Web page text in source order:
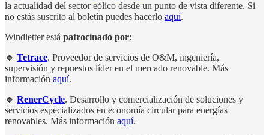
la actualidad del sector eólico desde un punto de vista diferente. Si
no estás suscrito al boletín puedes hacerlo aquí.
Windletter está patrocinado por:
🔹 Tetrace. Proveedor de servicios de O&M, ingeniería,
supervisión y repuestos líder en el mercado renovable. Más
información aquí.
🔹 RenerCycle. Desarrollo y comercialización de soluciones y
servicios especializados en economía circular para energías
renovables. Más información aquí.